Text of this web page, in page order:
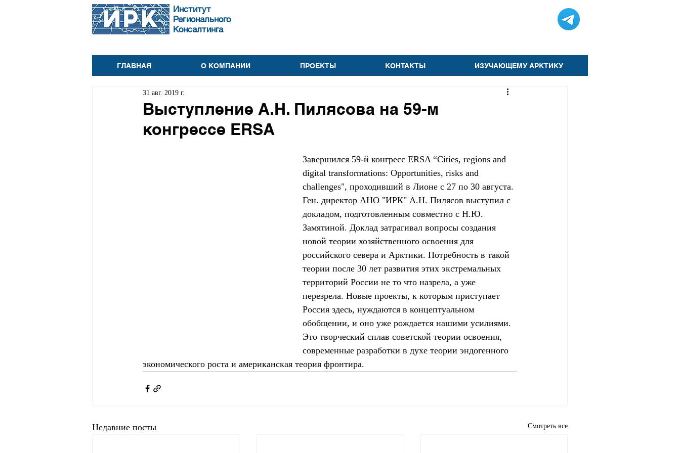
Институт
Регионального
Консалтинга
ГЛАВНАЯ О КОМПАНИИ ПРОЕКТЫ КОНТАКТЫ ИЗУЧАЮЩЕМУ АРКТИКУ
Выступление А.Н. Пилясова на 59-м
конгрессе ERSA
31 авг. 2019 г.
Завершился 59-й конгресс ERSA “Cities, regions and
digital transformations: Opportunities, risks and
challenges", проходивший в Лионе c 27 по 30 августа.
Ген. директор АНО "ИРК" А.Н. Пилясов выступил с
докладом, подготовленным совместно с Н.Ю.
Замятиной. Доклад затрагивал вопросы создания
новой теории хозяйственного освоения для
российского севера и Арктики. Потребность в такой
теории после 30 лет развития этих экстремальных
территорий России не то что назрела, а уже
перезрела. Новые проекты, к которым приступает
Россия здесь, нуждаются в концептуальном
обобщении, и оно уже рождается нашими усилиями.
Это творческий сплав советской теории освоения,
современные разработки в духе теории эндогенного
экономического роста и американская теория фронтира.
Недавние посты Смотреть все